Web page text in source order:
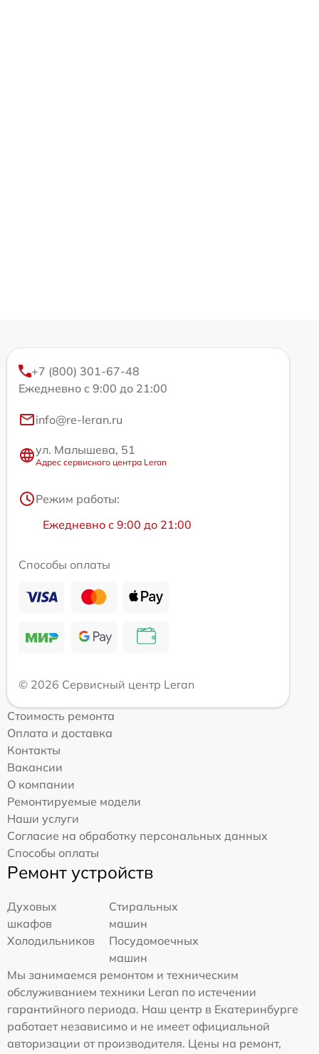
+7 (800) 301-67-48
Ежедневно с 9:00 до 21:00
info@re-leran.ru
ул. Малышева, 51
Адрес сервисного центра Leran
Режим работы:
Ежедневно с 9:00 до 21:00
Способы оплаты
© 2026 Сервисный центр Leran
Стоимость ремонта
Оплата и доставка
Контакты
Вакансии
О компании
Ремонтируемые модели
Наши услуги
Согласие на обработку персональных данных
Способы оплаты
Ремонт устройств
Духовых
шкафов
Стиральных
машин
Холодильников
Посудомоечных
машин
Мы занимаемся ремонтом и техническим
обслуживанием техники Leran по истечении
гарантийного периода. Наш центр в Екатеринбурге
работает независимо и не имеет официальной
авторизации от производителя. Цены на ремонт,